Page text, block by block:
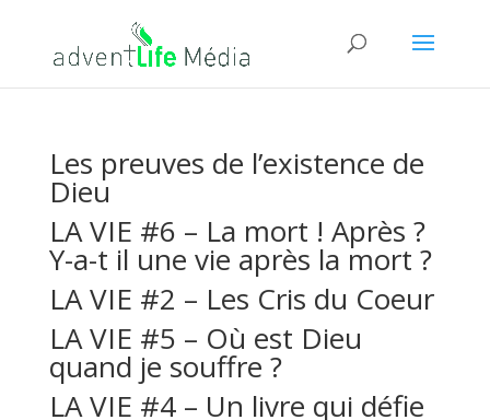
Les preuves de l’existence de
Dieu
LA VIE #6 – La mort ! Après ?
Y-a-t il une vie après la mort ?
LA VIE #2 – Les Cris du Coeur
LA VIE #5 – Où est Dieu
quand je souffre ?
LA VIE #4 – Un livre qui défie